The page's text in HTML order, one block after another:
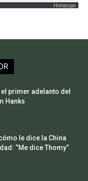
Horoscopo
el primer adelanto del
Hanks
le dice la China
“Me dice Thomy”